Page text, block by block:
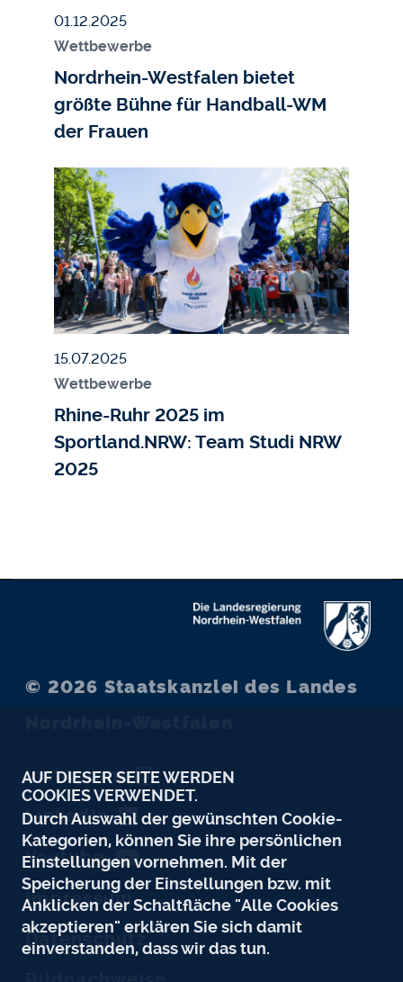
Veröffentlicht am
01.12.2025
Wettbewerbe
Nordrhein-Westfalen bietet
größte Bühne für Handball-WM
der Frauen
Bildmedium
Bild
Veröffentlicht am
15.07.2025
Wettbewerbe
Rhine-Ruhr 2025 im
Sportland.NRW: Team Studi NRW
2025
© 2026 Staatskanzlei des Landes
Instagram
LinkedIn
Youtube
Impressum
Datenschutz
AUF DIESER SEITE WERDEN
COOKIES VERWENDET.
Durch Auswahl der gewünschten Cookie-
Kategorien, können Sie ihre persönlichen
Einstellungen vornehmen. Mit der
Speicherung der Einstellungen bzw. mit
Anklicken der Schaltfläche "Alle Cookies
akzeptieren" erklären Sie sich damit
einverstanden, dass wir das tun.